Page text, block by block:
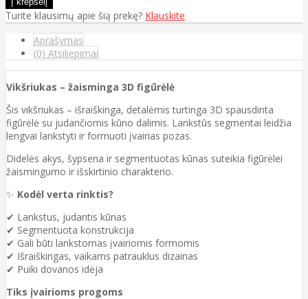
Turite klausimų apie šią prekę? Klauskite
Aprašymas
(0) Atsiliepimai
Vikšriukas – žaisminga 3D figūrėlė
Šis vikšriukas – išraiškinga, detalėmis turtinga 3D spausdinta
figūrėlė su judančiomis kūno dalimis. Lankstūs segmentai leidžia
lengvai lankstyti ir formuoti įvairias pozas.
Didelės akys, šypsena ir segmentuotas kūnas suteikia figūrėlei
žaismingumo ir išskirtinio charakterio.
✨ Kodėl verta rinktis?
✔ Lankstus, judantis kūnas
✔ Segmentuota konstrukcija
✔ Gali būti lankstomas įvairiomis formomis
✔ Išraiškingas, vaikams patrauklus dizainas
✔ Puiki dovanos idėja
Tiks įvairioms progoms